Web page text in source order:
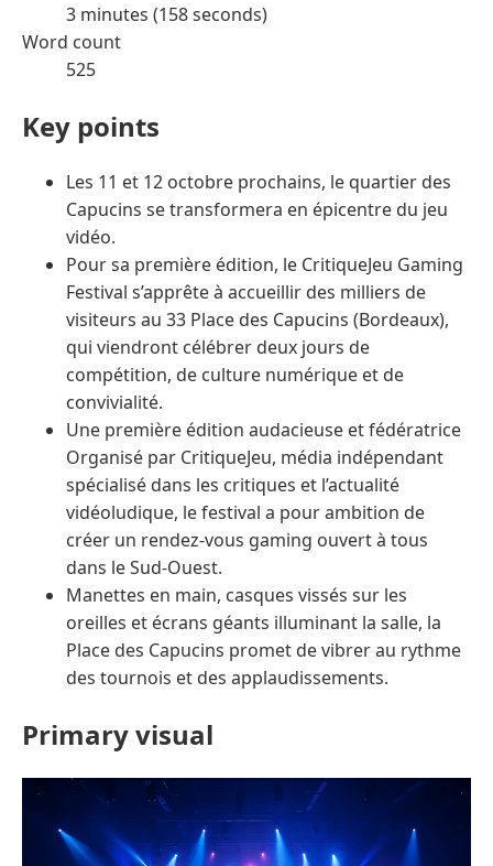
3 minutes (158 seconds)
Word count
525
Key points
Les 11 et 12 octobre prochains, le quartier des
Capucins se transformera en épicentre du jeu
vidéo.
Pour sa première édition, le CritiqueJeu Gaming
Festival s’apprête à accueillir des milliers de
visiteurs au 33 Place des Capucins (Bordeaux),
qui viendront célébrer deux jours de
compétition, de culture numérique et de
convivialité.
Une première édition audacieuse et fédératrice
Organisé par CritiqueJeu, média indépendant
spécialisé dans les critiques et l’actualité
vidéoludique, le festival a pour ambition de
créer un rendez-vous gaming ouvert à tous
dans le Sud-Ouest.
Manettes en main, casques vissés sur les
oreilles et écrans géants illuminant la salle, la
Place des Capucins promet de vibrer au rythme
des tournois et des applaudissements.
Primary visual